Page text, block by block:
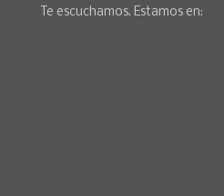
Te escuchamos. Estamos en: